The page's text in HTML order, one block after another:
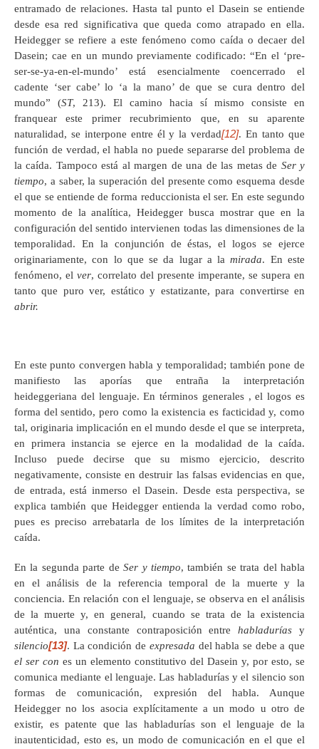
entramado de relaciones. Hasta tal punto el Dasein se entiende
desde esa red significativa que queda como atrapado en ella.
Heidegger se refiere a este fenómeno como caída o decaer del
Dasein; cae en un mundo previamente codificado: “En el ‘pre-
ser-se-ya-en-el-mundo’ está esencialmente coencerrado el
cadente ‘ser cabe’ lo ‘a la mano’ de que se cura dentro del
mundo” (ST, 213). El camino hacia sí mismo consiste en
franquear este primer recubrimiento que, en su aparente
naturalidad, se interpone entre él y la verdad[12]. En tanto que
función de verdad, el habla no puede separarse del problema de
la caída. Tampoco está al margen de una de las metas de Ser y
tiempo, a saber, la superación del presente como esquema desde
el que se entiende de forma reduccionista el ser. En este segundo
momento de la analítica, Heidegger busca mostrar que en la
configuración del sentido intervienen todas las dimensiones de la
temporalidad. En la conjunción de éstas, el logos se ejerce
originariamente, con lo que se da lugar a lamirada. En este
fenómeno, el ver, correlato del presente imperante, se supera en
tanto que puro ver, estático y estatizante, para convertirse en
abrir.
En este punto convergen habla y temporalidad; también pone de
manifiesto las aporías que entraña la interpretación
heideggeriana del lenguaje. En términos generales , el logos es
forma del sentido, pero como la existencia es facticidad y, como
tal, originaria implicación en el mundo desde el que se interpreta,
en primera instancia se ejerce en la modalidad de la caída.
Incluso puede decirse que su mismo ejercicio, descrito
negativamente, consiste en destruir las falsas evidencias en que,
de entrada, está inmerso el Dasein. Desde esta perspectiva, se
explica también que Heidegger entienda la verdad como robo,
pues es preciso arrebatarla de los límites de la interpretación
caída.
En la segunda parte deSer y tiempo, también se trata del habla
en el análisis de la referencia temporal de la muerte y la
conciencia. En relación con el lenguaje, se observa en el análisis
de la muerte y, en general, cuando se trata de la existencia
auténtica, una constante contraposición entrehabladuríasy
silencio[13]. La condición de expresada del habla se debe a que
el ser con es un elemento constitutivo del Dasein y, por esto, se
comunica mediante el lenguaje. Las habladurías y el silencio son
formas de comunicación, expresión del habla. Aunque
Heidegger no los asocia explícitamente a un modo u otro de
existir, es patente que las habladurías son el lenguaje de la
inautenticidad, esto es, un modo de comunicación en el que el